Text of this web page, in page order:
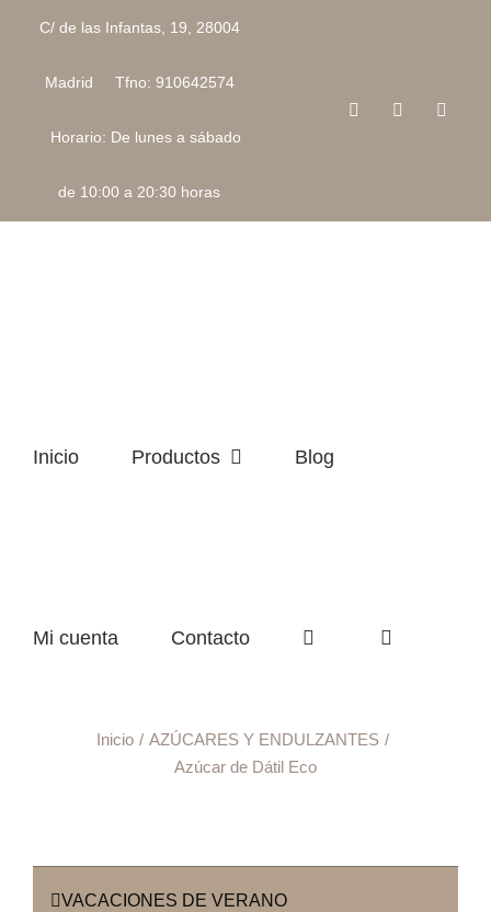
contenido
C/ de las Infantas, 19, 28004
Madrid Tfno: 910642574
Horario: De lunes a sábado
de 10:00 a 20:30 horas
FacebookInstagram
Inicio Productos Blog
Mi cuenta Contacto
Inicio
AZÚCARES Y ENDULZANTES
Azúcar de Dátil Eco
VACACIONES DE VERANO